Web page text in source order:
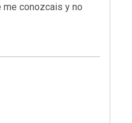
me conozcais y no